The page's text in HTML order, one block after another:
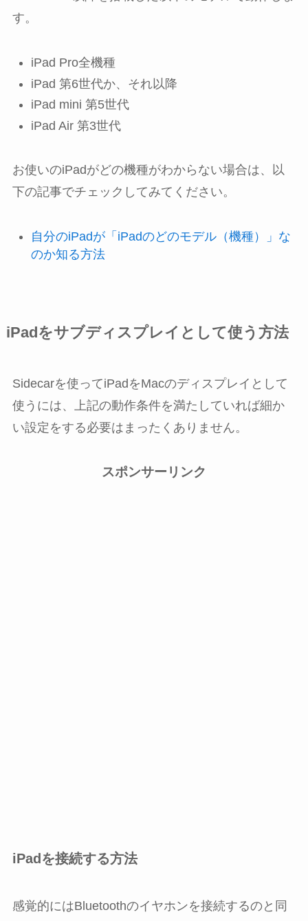
す。
iPad Pro全機種
iPad 第6世代か、それ以降
iPad mini 第5世代
iPad Air 第3世代
お使いのiPadがどの機種がわからない場合は、以
下の記事でチェックしてみてください。
自分のiPadが「iPadのどのモデル（機種）」な
のか知る方法
iPadをサブディスプレイとして使う方法
Sidecarを使ってiPadをMacのディスプレイとして
使うには、上記の動作条件を満たしていれば細か
い設定をする必要はまったくありません。
スポンサーリンク
iPadを接続する方法
感覚的にはBluetoothのイヤホンを接続するのと同